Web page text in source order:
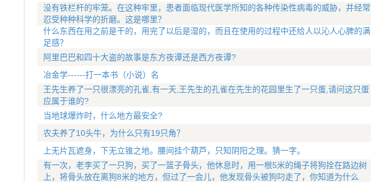
没有铁栏杆的牢笼。在这种牢里，患者面临现代医学所知的各种传染性病毒的威胁，并经常
忍受种种科学的折磨。这是哪里？
什么东西在用之前是干的，用完了以后是湿的，而且在使用的过程中还给人以沁人心脾的满
足感？
阿里巴巴和四十大盗的故事是东方夜谭还是西方夜谭?
冶金学------打一本书（小说）名
王先生养了一只很漂亮的孔雀,有一天,王先生的孔雀在先生的花园里生了一只蛋,请问这只蛋
应属于谁的?
当地球爆炸时，什么地方最安全?
农夫养了10头牛，为什么只有19只角？
上无片瓦遮身，下无立锥之地。腰间挂个葫芦，只知阴阳之理。猜一字。
有一次，老李买了一只狗，买了一篮子骨头，他休息时，用一根5米的绳子将狗拴在路边树
上，将骨头放在离狗8米的地方，但过了一会儿，他发现骨头被狗叼走了，你知道为什么